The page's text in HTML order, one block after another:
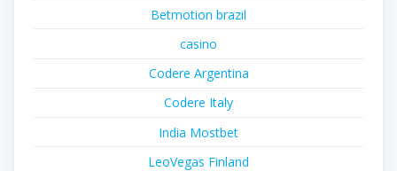
Betmotion brazil
casino
Codere Argentina
Codere Italy
India Mostbet
LeoVegas Finland